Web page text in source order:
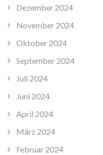
Dezember 2024
November 2024
Oktober 2024
September 2024
Juli 2024
Juni 2024
April 2024
März 2024
Februar 2024